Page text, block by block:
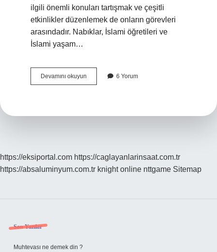
ilgili önemli konuları tartışmak ve çeşitli
etkinlikler düzenlemek de onların görevleri
arasındadır. Nabıklar, İslami öğretileri ve
İslami yaşam…
Devamını okuyun
ne
6 Yorum
https://eksiportal.com https://caglayanlarinsaat.com.tr
https://absaluminyum.com.tr knight online nttgame Sitemap
Sidebar
Son Yazılar
Muhtevası ne demek din ?